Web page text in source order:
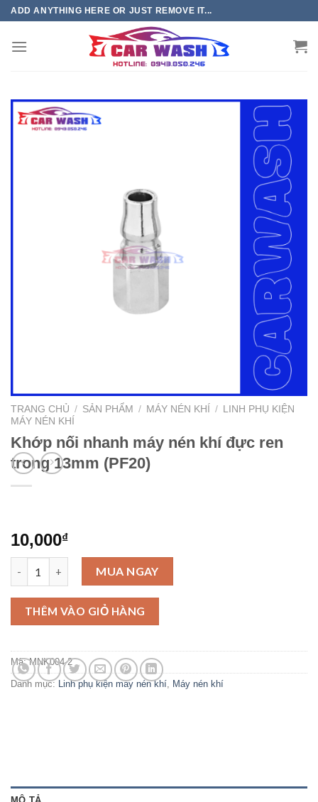
Chuyển
phần
ADD ANYTHING HERE OR JUST REMOVE IT...
TRANG CHỦ / SẢN PHẨM / MÁY NÉN KHÍ / LINH PHỤ KIỆN
MÁY NÉN KHÍ
Khớp nối nhanh máy nén khí đực ren
trong 13mm (PF20)
10,000₫
Khớp nối nhanh máy nén khí đực ren trong 13mm (PF20) số
MUA NGAY
THÊM VÀO GIỎ HÀNG
Mã:MNK004-2
Danh mục: Linh phụ kiện máy nén khí Máy nén khí